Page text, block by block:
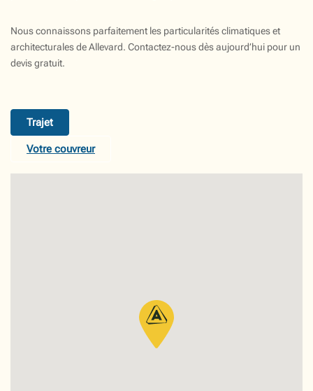
Nous connaissons parfaitement les particularités climatiques et
architecturales de Allevard. Contactez-nous dès aujourd’hui pour un
devis gratuit.
Trajet
Votre couvreur